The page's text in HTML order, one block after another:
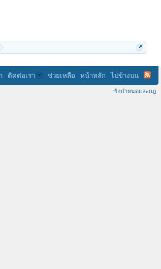
ติดต่อเรา ช่วยเหลือ หน้าหลัก ไปข้างบน
ข้อกำหนดและกฎ